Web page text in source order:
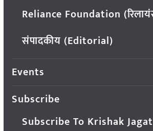
Reliance Foundation
संपादकीय (Editorial)
Events
Subscribe
Subscribe To Krishak